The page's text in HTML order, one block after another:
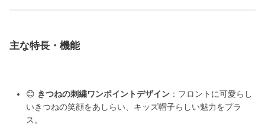
主な特長・機能
😊 きつねの刺繍ワンポイントデザイン ：フロントに可愛らし
いきつねの笑顔をあしらい、キッズ帽子らしい魅力をプラ
ス。